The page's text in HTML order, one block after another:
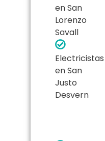
en San
Lorenzo
Savall
Electricistas
en San
Justo
Desvern